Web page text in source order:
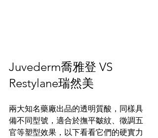
Juvederm喬雅登 VS
Restylane瑞然美
兩大知名藥廠出品的透明質酸，同樣具
備不同型號，適合於撫平皺紋、徵調五
官等塑型效果，以下看看它們的硬實力